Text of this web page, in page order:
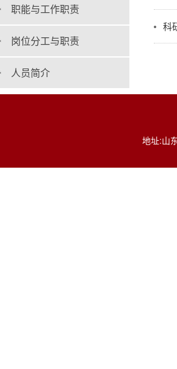
职能与工作职责
岗位分工与职责
人员简介
科
地址:山